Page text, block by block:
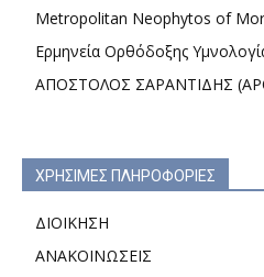
Metropolitan Neophytos of
Ερμηνεία Ορθόδοξης
ΑΠΟΣΤΟΛΟΣ ΣΑΡΑΝΤΙΔΗΣ
ΧΡΗΣΙΜΕΣ ΠΛΗΡΟΦΟΡΙΕΣ
ΔΙΟΙΚΗΣΗ
ΑΝΑΚΟΙΝΩΣΕΙΣ